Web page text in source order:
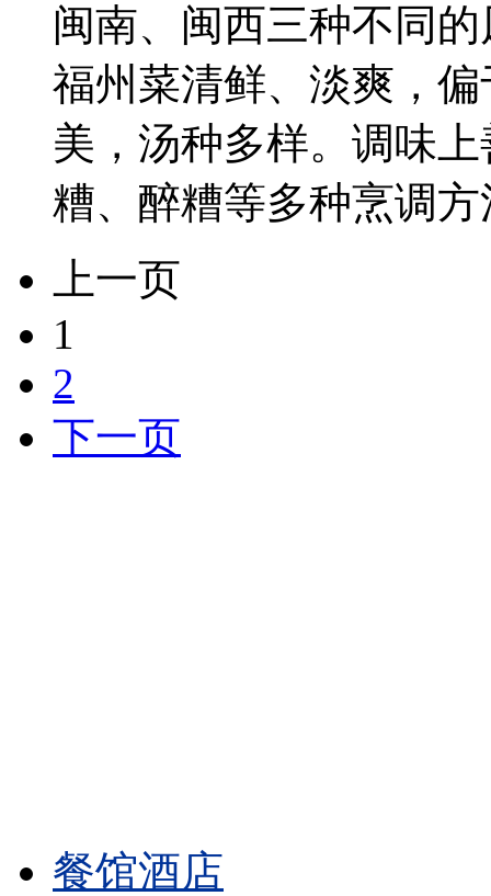
闽南、闽西三种不同
福州菜清鲜、淡爽，
美，汤种多样。调味
糟、醉糟等多种烹调
上一页
1
2
下一页
餐馆酒店